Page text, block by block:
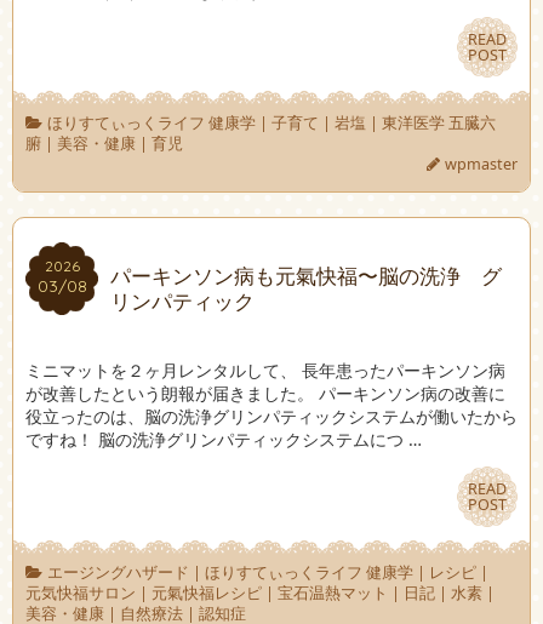
READ
POST
READ
POST
ほりすてぃっくライフ 健康学| 子育て | 岩塩 | 東洋医学 五臓六
腑 | 美容・健康 | 育児
wpmaster
2026
03/08
2026
03/08
パーキンソン病も元氣快福〜脳の洗浄 グ
リンパティック
ミニマットを２ヶ月レンタルして、 長年患ったパーキンソン病
が改善したという朗報が届きました。 パーキンソン病の改善に
役立ったのは、脳の洗浄グリンパティックシステムが働いたから
ですね！ 脳の洗浄グリンパティックシステムにつ …
READ
POST
READ
POST
エージングハザード | ほりすてぃっくライフ 健康学| レシピ|
元気快福サロン | 元氣快福レシピ | 宝石温熱マット | 日記 | 水素 |
美容・健康 | 自然療法 | 認知症